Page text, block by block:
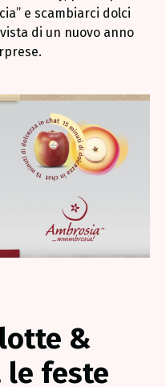
e scambiarci dolci
di un nuovo anno
&
le feste